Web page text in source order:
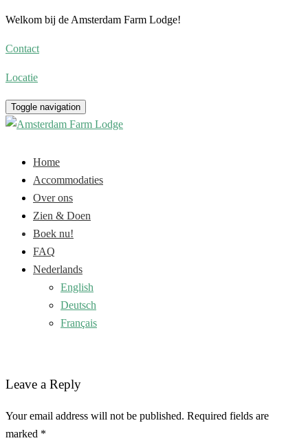
Welkom bij de Amsterdam Farm Lodge!
Contact
Locatie
Toggle navigation
Home
Accommodaties
Over ons
Zien & Doen
Boek nu!
FAQ
Nederlands
English
Deutsch
Français
Leave a Reply
Your email address will not be published. Required fields are
marked *